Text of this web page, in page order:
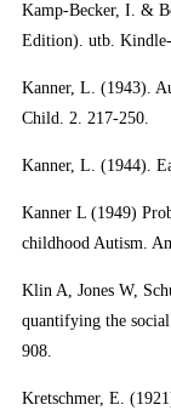
Kamp-Becker, I. &
Edition). utb.
Kanner, L. (1943).
Child. 2. 217-250.
Kanner, L. (1944).
Kanner L (1949)
childhood Autism.
Klin A, Jones W,
quantifying the
908.
Kretschmer, E.